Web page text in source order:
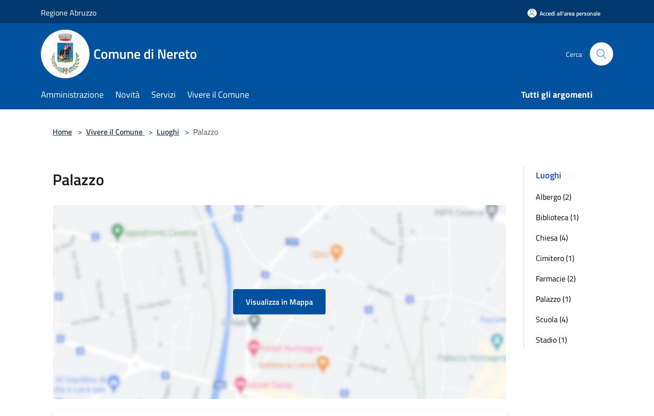
Regione Abruzzo Accedi all'area personale
Comune di Nereto Cerca
Amministrazione Novità Servizi Vivere il Comune Tutti gli argomenti
Home > Vivere il Comune > Luoghi > Palazzo
Palazzo
Visualizza in Mappa
Luoghi
Albergo (2)
Biblioteca (1)
Chiesa (4)
Cimitero (1)
Farmacie (2)
Palazzo (1)
Scuola (4)
Stadio (1)